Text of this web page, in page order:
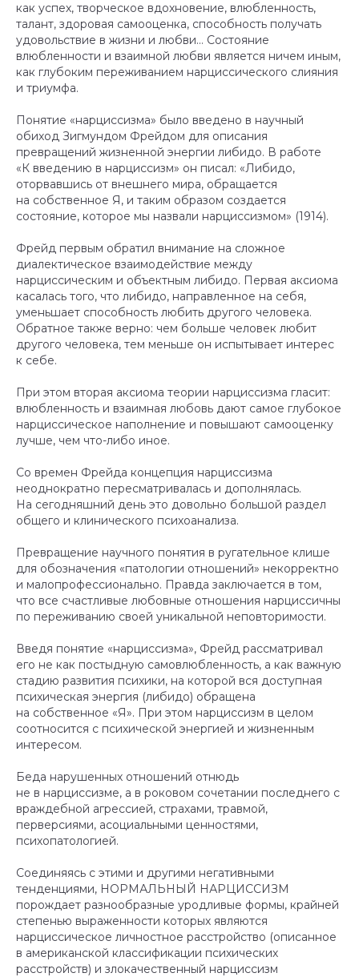
как успех, творческое вдохновение, влюбленность,
талант, здоровая самооценка, способность получать
удовольствие в жизни и любви… Состояние
влюбленности и взаимной любви является ничем иным,
как глубоким переживанием нарциссического слияния
и триумфа.
Понятие «нарциссизма» было введено в научный
обиход Зигмундом Фрейдом для описания
превращений жизненной энергии либидо. В работе
«К введению в нарциссизм» он писал: «Либидо,
оторвавшись от внешнего мира, обращается
на собственное Я, и таким образом создается
состояние, которое мы назвали нарциссизмом» (1914).
Фрейд первым обратил внимание на сложное
диалектическое взаимодействие между
нарциссическим и объектным либидо. Первая аксиома
касалась того, что либидо, направленное на себя,
уменьшает способность любить другого человека.
Обратное также верно: чем больше человек любит
другого человека, тем меньше он испытывает интерес
к себе.
При этом вторая аксиома теории нарциссизма гласит:
влюбленность и взаимная любовь дают самое глубокое
нарциссическое наполнение и повышают самооценку
лучше, чем что-либо иное.
Со времен Фрейда концепция нарциссизма
неоднократно пересматривалась и дополнялась.
На сегодняшний день это довольно большой раздел
общего и клинического психоанализа.
Превращение научного понятия в ругательное клише
для обозначения «патологии отношений» некорректно
и малопрофессионально. Правда заключается в том,
что все счастливые любовные отношения нарциссичны
по переживанию своей уникальной неповторимости.
Введя понятие «нарциссизма», Фрейд рассматривал
его не как постыдную самовлюбленность, а как важную
стадию развития психики, на которой вся доступная
психическая энергия (либидо) обращена
на собственное «Я». При этом нарциссизм в целом
соотносится с психической энергией и жизненным
интересом.
Беда нарушенных отношений отнюдь
не в нарциссизме, а в роковом сочетании последнего с
враждебной агрессией, страхами, травмой,
перверсиями, асоциальными ценностями,
психопатологией.
Соединяясь с этими и другими негативными
тенденциями, НОРМАЛЬНЫЙ НАРЦИССИЗМ
порождает разнообразные уродливые формы, крайней
степенью выраженности которых являются
нарциссическое личностное расстройство (описанное
в американской классификации психических
расстройств) и злокачественный нарциссизм